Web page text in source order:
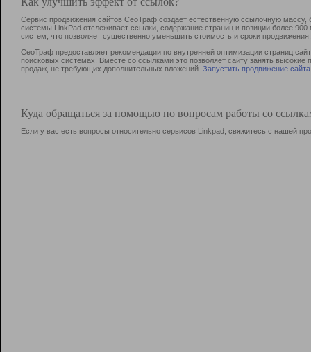
Сервис продвижения сайтов СеоТраф создает естественную ссылочную
системы LinkPad отслеживает ссылки, содержание страниц и позиции более
систем, что позволяет существенно уменьшить стоимость и сроки продвижения.
СеоТраф предоставляет рекомендации по внутренней оптимизации страниц
поисковых системах. Вместе со ссылками это позволяет сайту занять
продаж, не требующих дополнительных вложений. Запустить продвижение сайта
Куда обращаться за помощью по вопросам работы со
Если у вас есть вопросы относительно сервисов Linkpad, свяжитесь с нашей